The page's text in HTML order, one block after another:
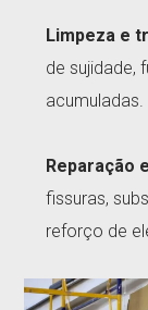
Limpeza e
de sujidade,
acumuladas.
Reparação
fissuras,
reforço de